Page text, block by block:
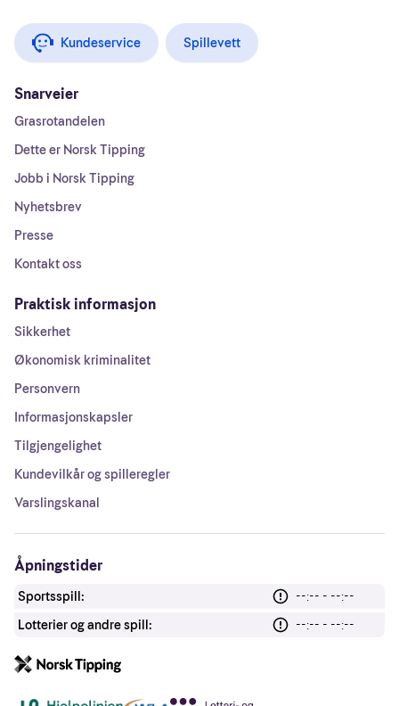
Kundeservice Spillevett
Snarveier
Grasrotandelen
Dette er Norsk Tipping
Jobb i Norsk Tipping
Nyhetsbrev
Presse
Kontakt oss
Praktisk informasjon
Sikkerhet
Økonomisk kriminalitet
Personvern
Informasjonskapsler
Tilgjengelighet
Kundevilkår og spilleregler
Varslingskanal
Åpningstider
Sportsspill:
--:-- - --:--
Lotterier og andre spill:
--:-- - --:--